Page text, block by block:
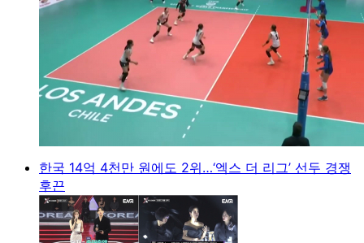
한국 14억 4천만 원에도 2위…‘엑스 더 리그’ 선두 경쟁
후끈